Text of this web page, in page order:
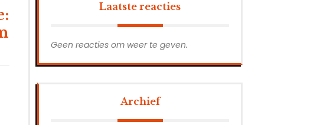
Laatste reacties
Geen reacties om weer te geven.
Archief